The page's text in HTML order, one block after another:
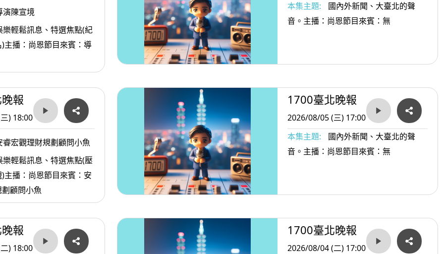
陳宣境
輕鬆訊息、特選焦點(紀
主播：尚恩節目來賓：導
本集主題:
國內外新聞、大臺北的聲
音。主播：尚恩節目來賓：無
報
) 18:00
宏觀理財規劃顧問小魚
輕鬆訊息、特選焦點(壓
主播：尚恩節目來賓：安
顧問小魚
1700臺北晚報
2026/08/05 (三) 17:00
本集主題:
國內外新聞、大臺北的聲
音。主播：尚恩節目來賓：無
報
) 18:00
1700臺北晚報
2026/08/04 (二) 17:00